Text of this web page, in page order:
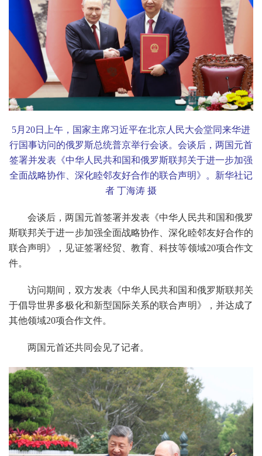
5月 20日上午，国家主席习近平在北京人民大会堂同来华进
行国事访问的俄罗斯总统普京举行会谈。会谈后，两国元首
签署并发表《中华人民共和国和俄罗斯联邦关于进一步加强
全面战略协作、深化睦邻友好合作的联合声明》。新华社记
者 丁海涛 摄
会谈后，两国元首签署并发表《中华人民共和国和俄罗
斯联邦关于进一步加强全面战略协作、深化睦邻友好合作的
联合声明》，见证签署经贸、教育、科技等领域20项合作文
件。
访问期间，双方发表《中华人民共和国和俄罗斯联邦关
于倡导世界多极化和新型国际关系的联合声明》，并达成了
其他领域20项合作文件。
两国元首还共同会见了记者。